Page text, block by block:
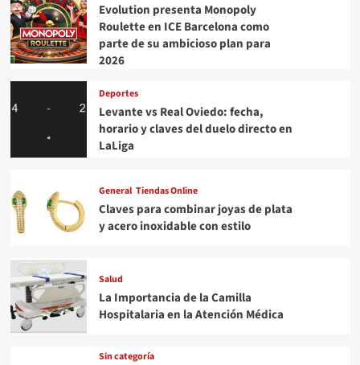
Evolution presenta Monopoly
Roulette en ICE Barcelona como
parte de su ambicioso plan para
2026
Deportes
Levante vs Real Oviedo: fecha,
horario y claves del duelo directo en
LaLiga
General Tiendas Online
Claves para combinar joyas de plata
y acero inoxidable con estilo
Salud
La Importancia de la Camilla
Hospitalaria en la Atención Médica
Sin categoría